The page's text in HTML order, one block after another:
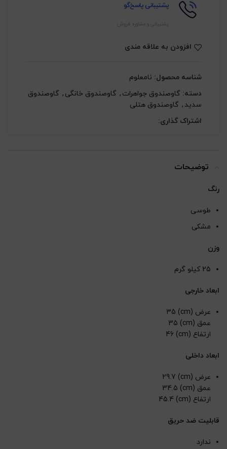
پشتیبانی پاسخ‌گو
پشتیبانی و مشاوره فروش
افزودن به علاقه مندی
شناسه محصول: نامعلوم
دسته: گاوصندوق جواهرات , گاوصندوق خانگی , گاوصندوق
سدید , گاوصندوق هتلی
اشتراک گذاری:
توضیحات
رنگ
طوسی
مشکی
وزن
25 کیلو گرم
ابعاد خارجی
عرض (cm) 35
عمق (cm) 35
ارتفاع (cm) 46
ابعاد داخلی
عرض (cm) 29.7
عمق (cm) 34.5
ارتفاع (cm) 45.4
قابلیت ضد حریق
ندارد